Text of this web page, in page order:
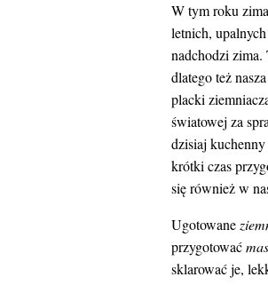
W tym roku
letnich,
nadchodzi zima.
dlatego też
placki
światowej za
dzisiaj
krótki czas
się również w
Ugotowane
przygotować
sklarować je,